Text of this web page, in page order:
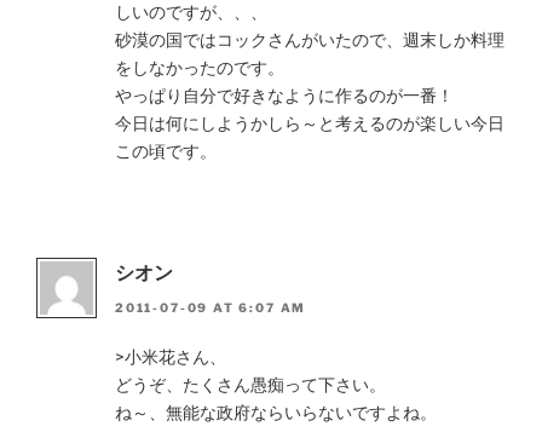
しいのですが、、、
砂漠の国ではコックさんがいたので、週末しか料理
をしなかったのです。
やっぱり自分で好きなように作るのが一番！
今日は何にしようかしら～と考えるのが楽しい今日
この頃です。
シオン
2011-07-09 AT 6:07 AM
>小米花さん、
どうぞ、たくさん愚痴って下さい。
ね～、無能な政府ならいらないですよね。